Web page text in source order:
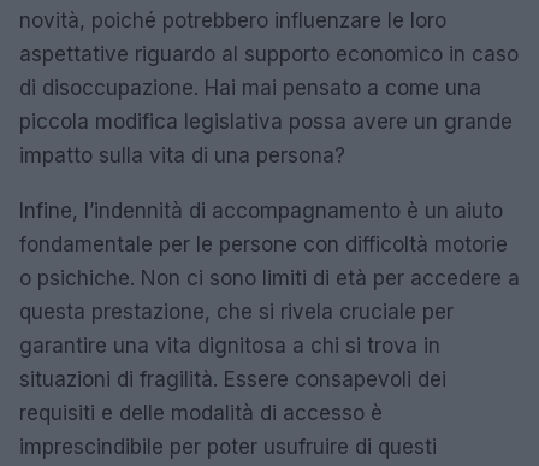
novità, poiché potrebbero influenzare le loro
aspettative riguardo al supporto economico in caso
di disoccupazione. Hai mai pensato a come una
piccola modifica legislativa possa avere un grande
impatto sulla vita di una persona?
Infine, l’indennità di accompagnamento è un aiuto
fondamentale per le persone con difficoltà motorie
o psichiche. Non ci sono limiti di età per accedere a
questa prestazione, che si rivela cruciale per
garantire una vita dignitosa a chi si trova in
situazioni di fragilità. Essere consapevoli dei
requisiti e delle modalità di accesso è
imprescindibile per poter usufruire di questi